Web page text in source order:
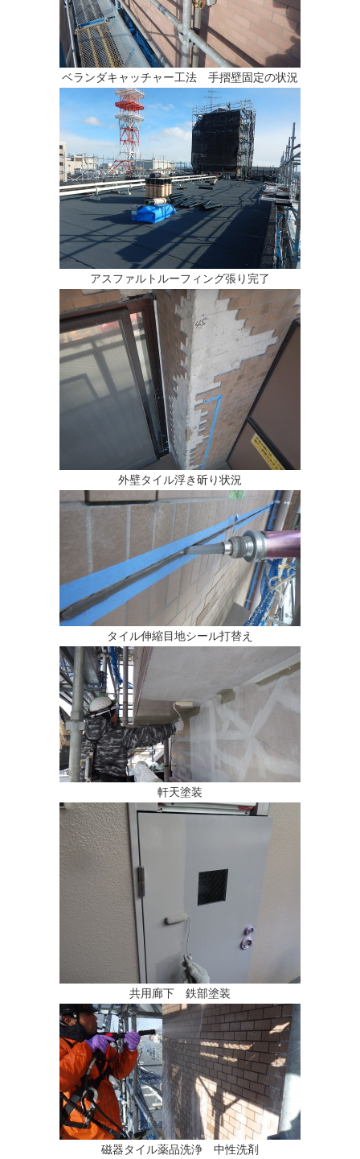
ベランダキャッチャー工法 手摺壁固定の状況
アスファルトルーフィング張り完了
外壁タイル浮き斫り状況
タイル伸縮目地シール打替え
軒天塗装
共用廊下 鉄部塗装
磁器タイル薬品洗浄 中性洗剤